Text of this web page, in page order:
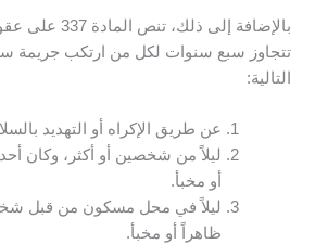
بالإضافة إلى
تتجاوز سبع سنوات لكل من ارتكب جريمة
التالية:
عن طريق الإكراه أو التهديد
ليلاً من شخصين أو أكثر، وكان
أو مخبأ.
ليلاً في محل مسكون من قبل
ظاهراً أو مخبأ.